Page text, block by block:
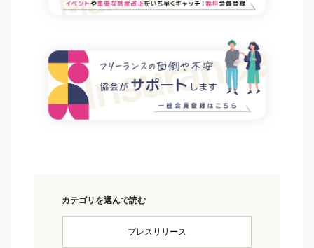
カテゴリを選んで読む
プレスリリース